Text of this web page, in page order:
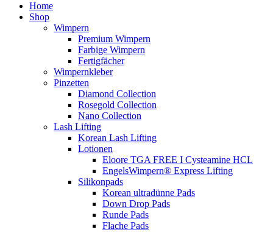
Home
Shop
Wimpern
Premium Wimpern
Farbige Wimpern
Fertigfächer
Wimpernkleber
Pinzetten
Diamond Collection
Rosegold Collection
Nano Collection
Lash Lifting
Korean Lash Lifting
Lotionen
Eloore TGA FREE I Cysteamine HCL
EngelsWimpern® Express Lifting
Silikonpads
Korean ultradünne Pads
Down Drop Pads
Runde Pads
Flache Pads